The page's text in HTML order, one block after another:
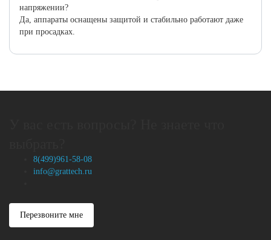
напряжении?
Да, аппараты оснащены защитой и стабильно работают даже
при просадках.
8(499)961-58-08
info@grattech.ru
Перезвоните мне